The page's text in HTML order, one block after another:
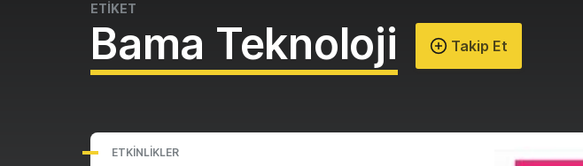
ETİKET
Bama Teknoloji Takip Et
ETKINLIKLER